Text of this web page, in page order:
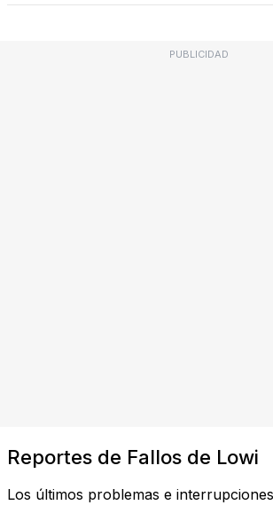
PUBLICIDAD
Reportes de Fallos de Lowi
Los últimos problemas e